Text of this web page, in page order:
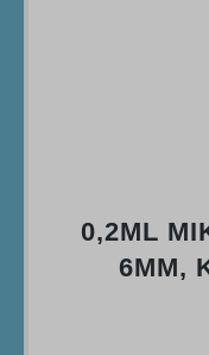
0,2ML
6MM,